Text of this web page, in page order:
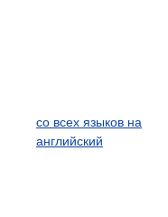
со всех языков на
английский